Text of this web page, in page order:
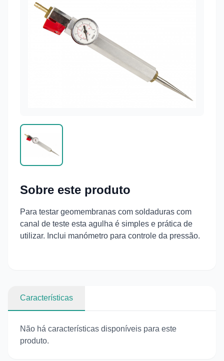
Sobre este produto
Para testar geomembranas com soldaduras com
canal de teste esta agulha é simples e prática de
utilizar. Inclui manómetro para controle da pressão.
Características
Não há características disponíveis para este
produto.